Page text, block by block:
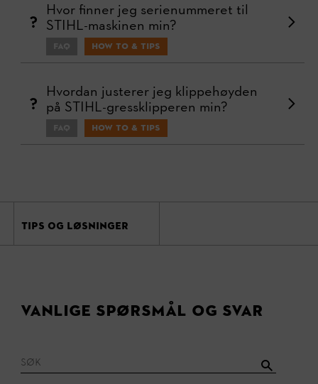
Hvor finner jeg serienummeret til
STIHL-maskinen min?
FAQ How To & Tips
Hvordan justerer jeg klippehøyden
på STIHL-gressklipperen min?
FAQ How To & Tips
TIPS OG LØSNINGER
Vanlige spørsmål og svar